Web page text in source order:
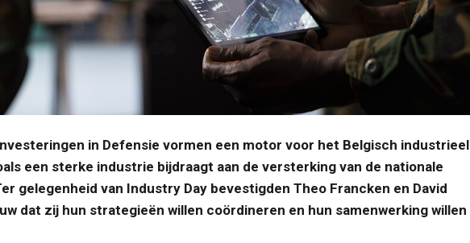
in Defensie vormen een motor voor het Belgisch industrieel
een sterke industrie bijdraagt aan de versterking van de nationale
gelegenheid van Industry Day bevestigden Theo Francken en David
dat zij hun strategieën willen coördineren en hun samenwerking willen